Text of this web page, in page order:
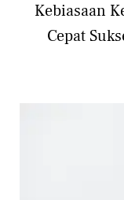
Kebiasaan
Cepat